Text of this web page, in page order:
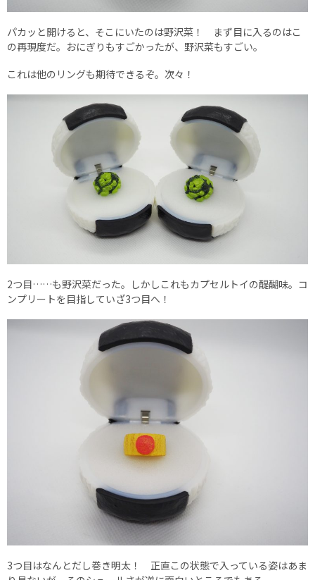
パカッと開けると、そこにいたのは野沢菜！ まず目に入るのはこ
の再現度だ。おにぎりもすごかったが、野沢菜もすごい。
これは他のリングも期待できるぞ。次々！
2つ目……も野沢菜だった。しかしこれもカプセルトイの醍醐味。コ
ンプリートを目指していざ3つ目へ！
3つ目はなんとだし巻き明太！ 正直この状態で入っている姿はあま